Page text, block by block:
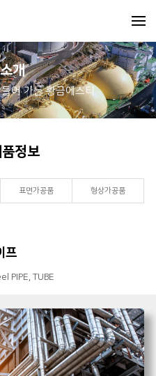
개
어 가는 황금에스티
정보
표면가공품 형상가공품
프
PIPE, TUBE